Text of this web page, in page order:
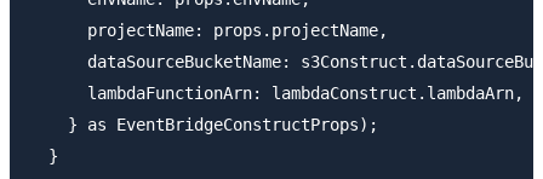
      projectName: props.projectName,
dataSourceBucketName:
      lambdaFunctionArn: lambdaConstruct.lambdaArn,
    } as EventBridgeConstructProps);
  }